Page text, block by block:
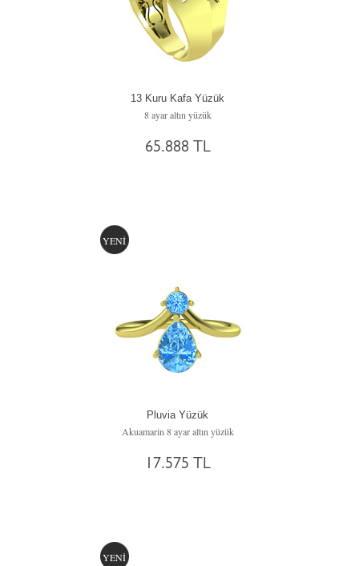
13 Kuru Kafa Yüzük
8 ayar altın yüzük
65.888 TL
YENİ
Pluvia Yüzük
Akuamarin 8 ayar altın yüzük
17.575 TL
YENİ